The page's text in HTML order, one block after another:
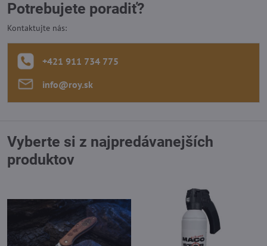
Potrebujete poradiť?
Kontaktujte nás:
+421 911 734 775
info​@roy​.sk
Vyberte si z najpredávanejších
produktov